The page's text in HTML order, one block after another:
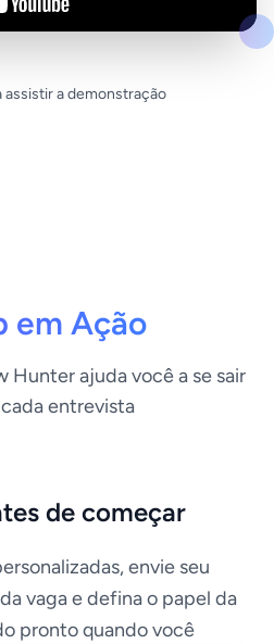
assistir a demonstração
em Ação
Hunter ajuda você a se sair
entrevista
de começar
envie seu
vaga e defina o papel da
pronto quando você